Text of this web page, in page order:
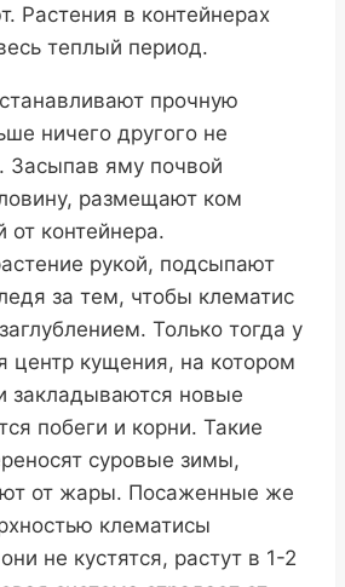
Растения в контейнерах
теплый период.
прочную
ничего другого не
Засыпав яму почвой
размещают ком
контейнера.
рукой, подсыпают
за тем, чтобы клематис
Только тогда у
центр кущения, на котором
закладываются новые
побеги и корни. Такие
суровые зимы,
от жары. Посаженные же
клематисы
не кустятся, растут в 1-2